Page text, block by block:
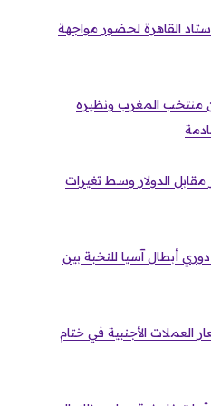
القاهرة لحضور مواجهة
منتخب المغرب ونظيره
مقابل الدولار وسط تغيرات
دوري أبطال آسيا للنخبة بين
الأجنبية في ختام